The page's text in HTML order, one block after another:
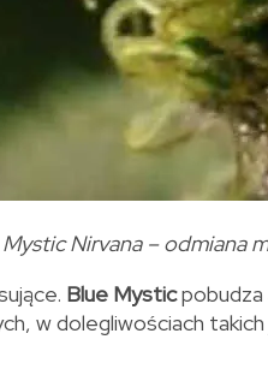
Nirvana – odmiana
Blue Mysticpobudza
w dolegliwościach